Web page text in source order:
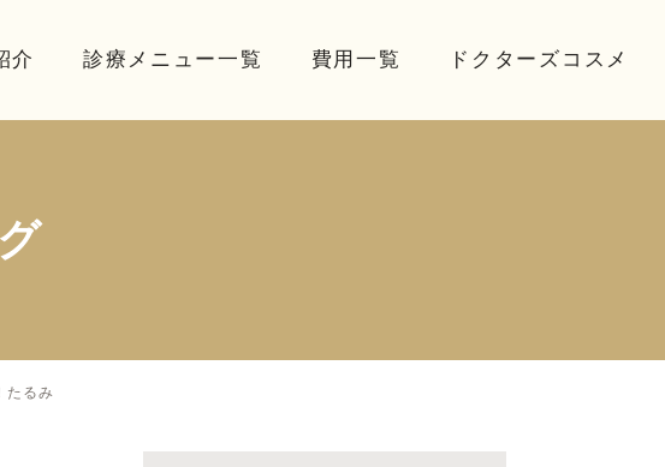
介 診療メニュー一覧 費用一覧 ドクターズコスメ
たるみ